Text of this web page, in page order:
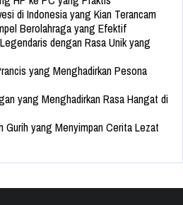
di Indonesia yang Kian Terancam
Berolahraga yang Efektif
dengan Rasa Unik yang
yang Menghadirkan Pesona
yang Menghadirkan Rasa Hangat di
Gurih yang Menyimpan Cerita Lezat